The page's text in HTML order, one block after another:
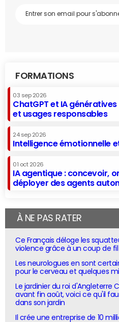
FORMATIONS
03 sep 2026
ChatGPT et IA
et usages responsables
24 sep 2026
Intelligence émotionnelle
01 oct 2026
IA agentique : concevoir,
déployer des agents
À NE PAS RATER
Ce Français déloge les
violence grâce à un coup de
Les neurologues en sont
pour le cerveau et quelques
Le jardinier du roi d'Angleterre
avant fin août, voici ce qu'il
dans son jardin
Il crée une entreprise de 10